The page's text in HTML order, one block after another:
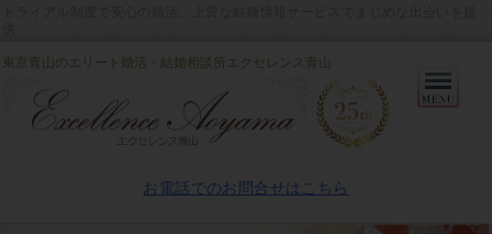
東京青山のエリート婚活・結婚相談所エクセレンス青山
お電話でのお問合せはこちら